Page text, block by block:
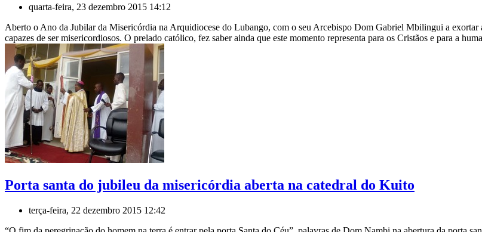
quarta-feira, 23 dezembro 2015 14:12
Aberto o Ano da Jubilar da Misericórdia na Arquidiocese do Lubango, com o seu Arcebispo Dom Gabriel Mbilingui a exortar
capazes de ser misericordiosos. O prelado católico, fez saber ainda que este momento representa para os Cristãos e para a
Porta santa do jubileu da misericórdia aberta na catedral do Kuito
terça-feira, 22 dezembro 2015 12:42